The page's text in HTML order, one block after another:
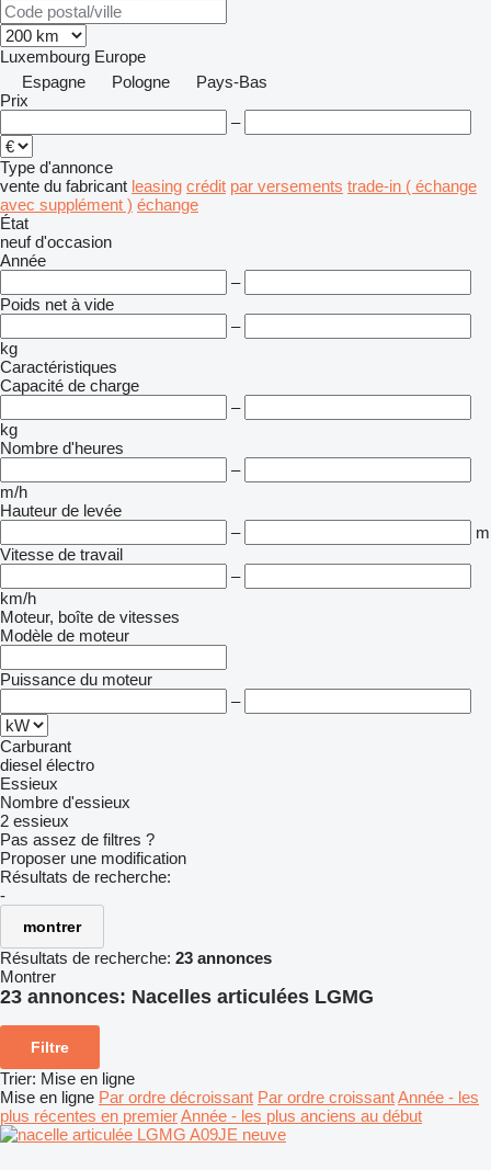
Luxembourg Europe
Espagne
Pologne
Pays-Bas
Prix
–
Type d'annonce
vente du fabricant leasing crédit par versements trade-in ( échange
avec supplément ) échange
État
neuf d'occasion
Année
–
Poids net à vide
–
kg
Caractéristiques
Capacité de charge
–
kg
Nombre d'heures
–
m/h
Hauteur de levée
–
m
Vitesse de travail
–
km/h
Moteur, boîte de vitesses
Modèle de moteur
Puissance du moteur
–
Carburant
diesel électro
Essieux
Nombre d'essieux
2 essieux
Pas assez de filtres ?
Proposer une modification
Résultats de recherche:
-
montrer
Résultats de recherche: 23 annonces
Montrer
23 annonces: Nacelles articulées LGMG
Filtre
Trier: Mise en ligne
Mise en ligne Par ordre décroissant Par ordre croissantAnnée - les
plus récentes en premierAnnée - les plus anciens au début